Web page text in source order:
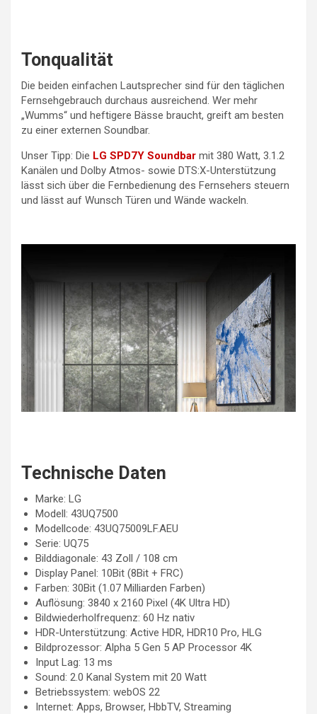
Tonqualität
Die beiden einfachen Lautsprecher sind für den täglichen
Fernsehgebrauch durchaus ausreichend. Wer mehr
„Wumms“ und heftigere Bässe braucht, greift am besten
zu einer externen Soundbar.
Unser Tipp: Die LG SPD7Y Soundbar mit 380 Watt, 3.1.2
Kanälen und Dolby Atmos- sowie DTS:X-Unterstützung
lässt sich über die Fernbedienung des Fernsehers steuern
und lässt auf Wunsch Türen und Wände wackeln.
Technische Daten
Marke: LG
Modell: 43UQ7500
Modellcode: 43UQ75009LF.AEU
Serie: UQ75
Bilddiagonale: 43 Zoll / 108 cm
Display Panel: 10Bit (8Bit + FRC)
Farben: 30Bit (1.07 Milliarden Farben)
Auflösung: 3840 x 2160 Pixel (4K Ultra HD)
Bildwiederholfrequenz: 60 Hz nativ
HDR-Unterstützung: Active HDR, HDR10 Pro, HLG
Bildprozessor: Alpha 5 Gen 5 AP Processor 4K
Input Lag: 13 ms
Sound: 2.0 Kanal System mit 20 Watt
Betriebssystem: webOS 22
Internet: Apps, Browser, HbbTV, Streaming